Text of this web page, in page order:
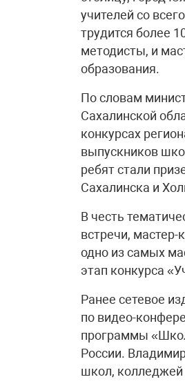
учителей со
трудится более
методисты, и
образования.
По словам
Сахалинской
конкурсах
выпускников
ребят стали
Сахалинска и
В честь
встречи,
одно из самых
этап конкурса
Ранее сетевое
по видео-
программы
России.
школ, колледжей